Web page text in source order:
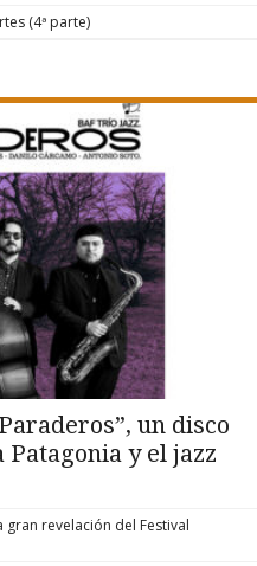
(4ª parte)
un disco
y el jazz
gran revelación del Festival